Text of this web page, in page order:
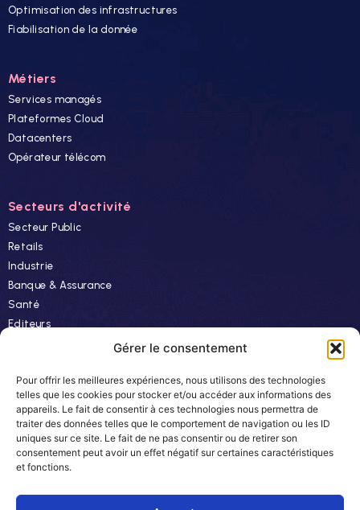
Gérer le consentement
Pour offrir les meilleures expériences, nous utilisons des technologies
telles que les cookies pour stocker et/ou accéder aux informations des
appareils. Le fait de consentir à ces technologies nous permettra de
traiter des données telles que le comportement de navigation ou les ID
uniques sur ce site. Le fait de ne pas consentir ou de retirer son
consentement peut avoir un effet négatif sur certaines caractéristiques
et fonctions.
Optimisation des infrastructures
Fiabilisation de la donnée
Métiers
Services managés
Plateformes Cloud
Datacenters
Opérateur télécom
Secteurs d'activité
Secteur Public
Retails
Industrie
Banque & Assurance
Santé
Editeurs
Ressources
Actualités
Evénements
Autres